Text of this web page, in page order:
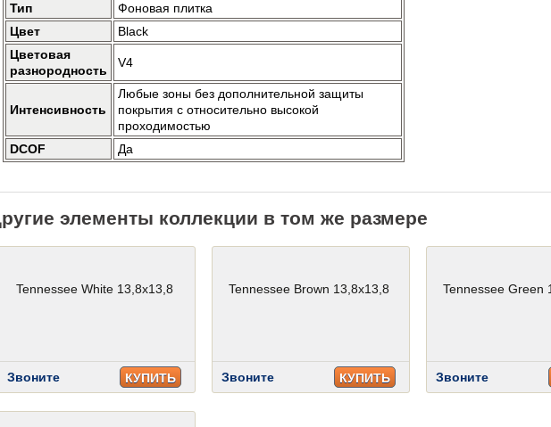
Тип
Фоновая плитка
Цвет
Black
Цветовая
разнородность
V4
Интенсивность
Любые зоны без дополнительной защиты
покрытия с относительно высокой
проходимостью
DCOF
Да
элементы коллекции в том же размере
Tennessee White 13,8x13,8
Звоните КУПИТЬ
Tennessee Brown 13,8x13,8
Звоните КУПИТЬ
Tennessee Green
Звоните